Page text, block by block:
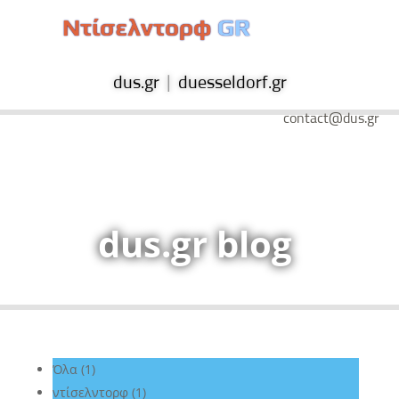
Ντίσελντορφ GR
dus.gr duesseldorf.gr
contact@dus.gr
dus.gr blog
Όλα (1)
ντίσελντορφ (1)